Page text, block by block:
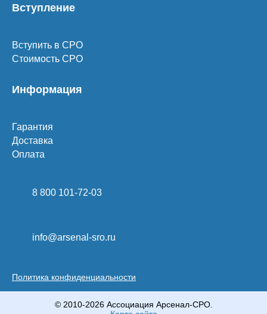
Политика конфиденциальности
Вступление
Вступить в СРО
Стоимость СРО
Информация
Гарантия
Доставка
Оплата
8 800 101-72-03
info@arsenal-sro.ru
© 2010-2026 Ассоциация Арсенал-СРО.